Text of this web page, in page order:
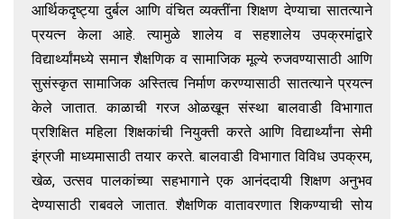
आर्थिकदृष्ट्या दुर्बल आणि वंचित व्यक्तींना शिक्षण देण्याचा सातत्याने
प्रयत्न केला आहे. त्यामुळे शालेय व सहशालेय उपक्रमांद्वारे
विद्यार्थ्यांमध्ये समान शैक्षणिक व सामाजिक मूल्ये रुजवण्यासाठी आणि
सुसंस्कृत सामाजिक अस्तित्व निर्माण करण्यासाठी सातत्याने प्रयत्न
केले जातात. काळाची गरज ओळखून संस्था बालवाडी विभागात
प्रशिक्षित महिला शिक्षकांची नियुक्ती करते आणि विद्यार्थ्यांना सेमी
इंग्रजी माध्यमासाठी तयार करते. बालवाडी विभागात विविध उपक्रम,
खेळ, उत्सव पालकांच्या सहभागाने एक आनंददायी शिक्षण अनुभव
देण्यासाठी राबवले जातात. शैक्षणिक वातावरणात शिकण्याची सोय